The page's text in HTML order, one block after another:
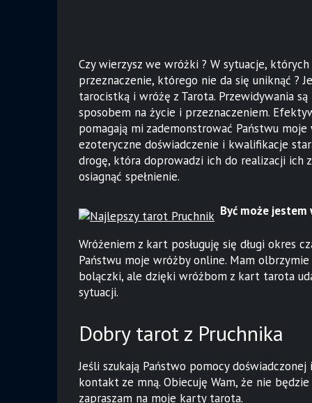
Czy wierzysz we wróżki ? W sytuacje,
przeznaczenie, którego nie da się uniknąć ?
tarocistką i wróżę z Tarota. Przewidywania
sposobem na życie i przeznaczeniem.
pomagają mi zademonstrować Państwu
ezoteryczne doświadczenie i kwalifikacje
drogę, która doprowadzi ich do realizacji ich
osiagnąć spełnienie.
Być może
Wróżeniem z kart posługuję się długi okres
Państwu moje wróżby online. Mam
bolączki, ale dzięki wróżbom z kart tarota
sytuacji.
Dobry tarot z Pruchnika
Jeśli szukają Państwo pomocy
kontakt ze mną. Obiecuję Wam, że nie
zapraszam na moje karty tarota.